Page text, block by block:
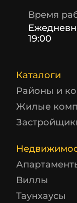
Время
19:00
Каталоги
Районы и
Жилые
Виллы
Таунхаусы